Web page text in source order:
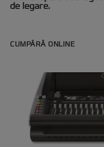
de legare.
CUMPĂRĂ ONLINE